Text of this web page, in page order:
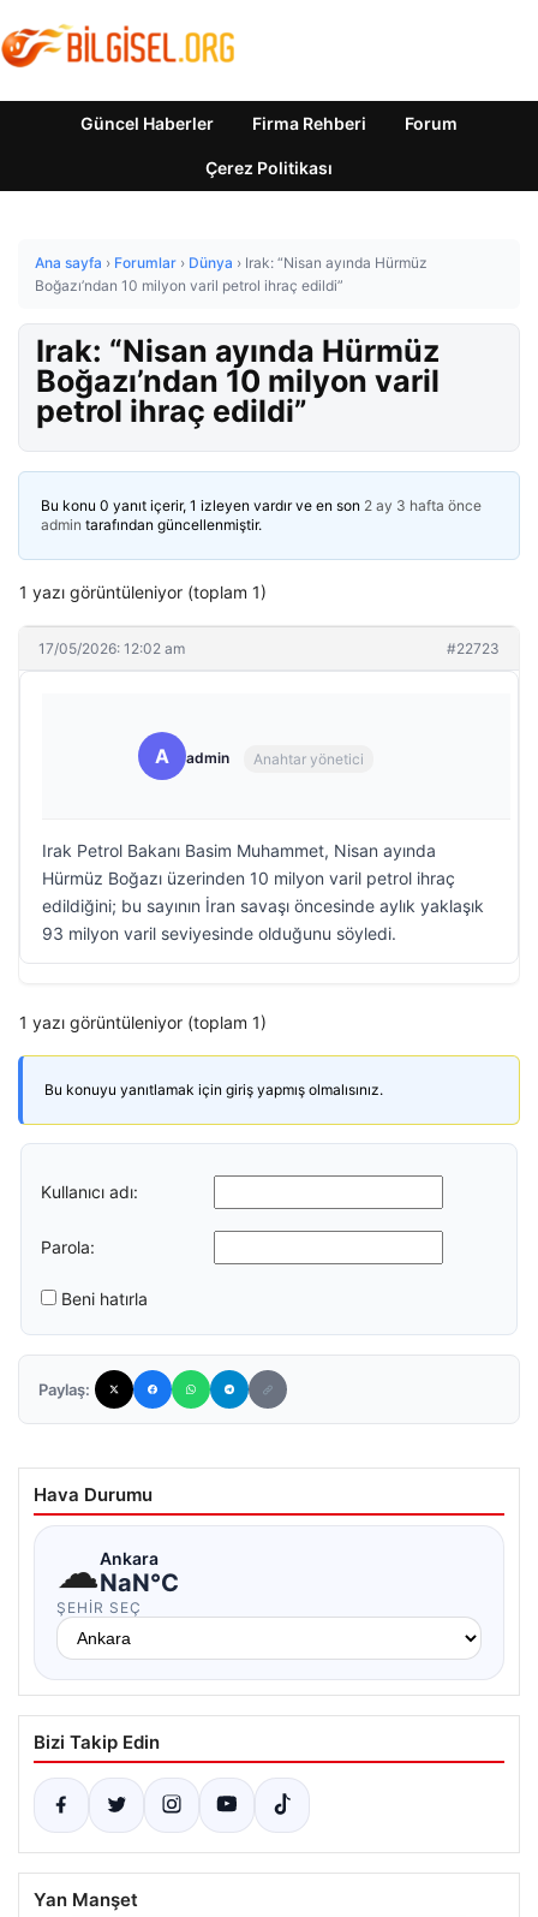
Güncel Haberler Firma Rehberi Forum
Çerez Politikası
Ana sayfa › Forumlar › Dünya › Irak: “Nisan ayında Hürmüz
Boğazı’ndan 10 milyon varil petrol ihraç edildi”
Irak: “Nisan ayında Hürmüz
Boğazı’ndan 10 milyon varil
petrol ihraç edildi”
Bu konu 0 yanıt içerir, 1 izleyen vardır ve en son 2 ay 3 hafta önce
admin tarafından güncellenmiştir.
1 yazı görüntüleniyor (toplam 1)
17/05/2026: 12:02 am #22723
A admin Anahtar yönetici
Irak Petrol Bakanı Basim Muhammet, Nisan ayında
Hürmüz Boğazı üzerinden 10 milyon varil petrol ihraç
edildiğini; bu sayının İran savaşı öncesinde aylık yaklaşık
93 milyon varil seviyesinde olduğunu söyledi.
1 yazı görüntüleniyor (toplam 1)
Bu konuyu yanıtlamak için giriş yapmış olmalısınız.
Kullanıcı adı:
Parola:
Beni hatırla
Paylaş:
Hava Durumu
☁Ankara
NaN°C
ŞEHIR SEÇ
Bizi Takip Edin
Yan Manşet